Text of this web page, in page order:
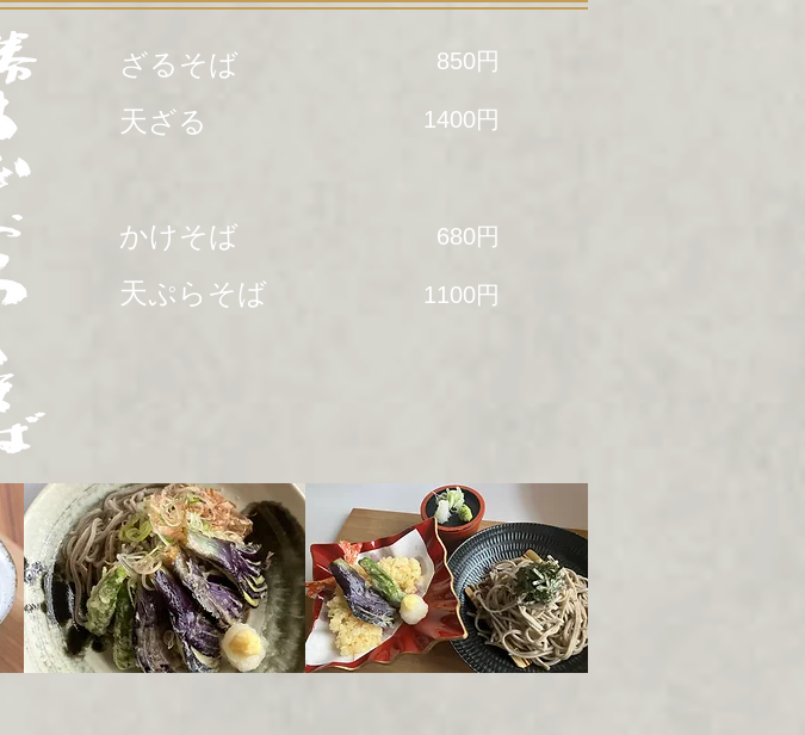
ざるそば
天ざる
かけそば
天ぷらそば
850円
1400円
680円
1100円